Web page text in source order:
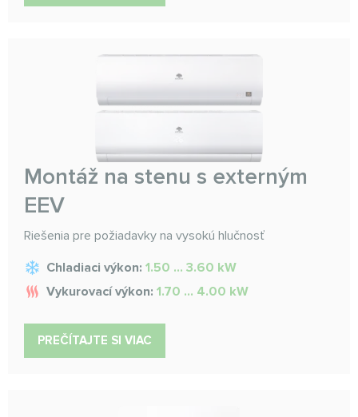
Montáž na stenu s externým
EEV
Riešenia pre požiadavky na vysokú hlučnosť
Chladiaci výkon: 1.50 ... 3.60 kW
Vykurovací výkon: 1.70 ... 4.00 kW
PREČÍTAJTE SI VIAC